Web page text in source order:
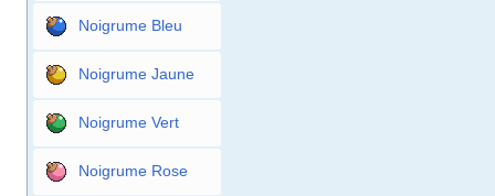
Noigrume Bleu
Noigrume Jaune
Noigrume Vert
Noigrume Rose